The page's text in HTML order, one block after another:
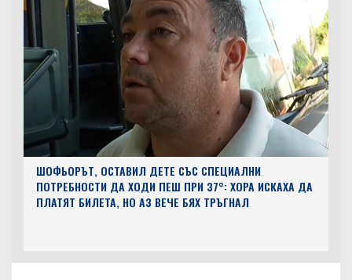
ШОФЬОРЪТ, ОСТАВИЛ ДЕТЕ СЪС СПЕЦИАЛНИ
ПОТРЕБНОСТИ ДА ХОДИ ПЕШ ПРИ 37°: ХОРА ИСКАХА ДА
ПЛАТЯТ БИЛЕТА, НО АЗ ВЕЧЕ БЯХ ТРЪГНАЛ